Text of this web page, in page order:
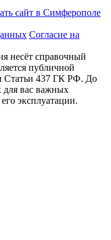
Согласие на
несёт справочный
публичной
Статьи 437 ГК РФ. До
для вас важных
эксплуатации.